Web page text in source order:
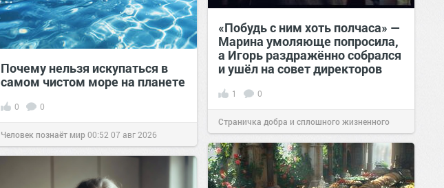
«Побудь с ним хоть полчаса» —
Марина умоляюще попросила,
а Игорь раздражённо собрался
и ушёл на совет директоров
1 0
Страничка добра и сплошного жизненного
позитива!19:38Вчера
Почему нельзя искупаться в
самом чистом море на планете
0 0
Человек познаёт мир00:52 07 авг 2026